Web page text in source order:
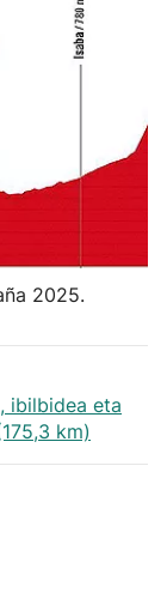
2025.
ibilbidea eta
km)